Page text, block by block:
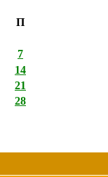
П
7
14
21
28